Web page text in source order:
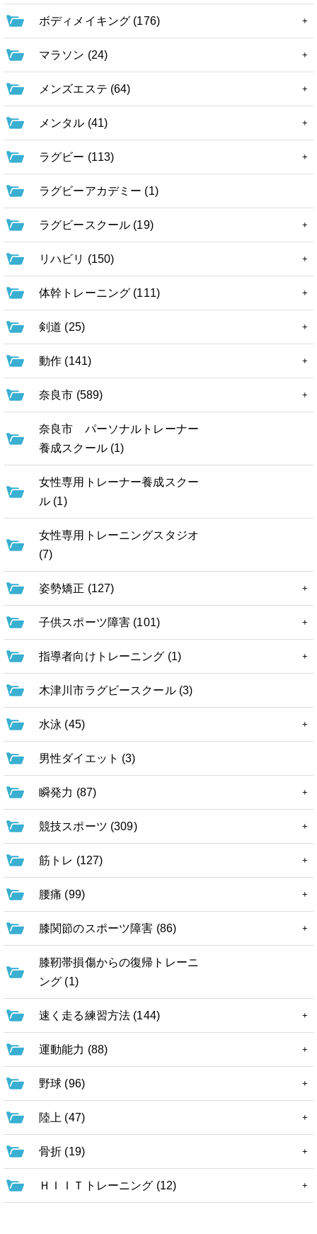
ボディメイキング (176)
マラソン (24)
メンズエステ (64)
メンタル (41)
ラグビー (113)
ラグビーアカデミー (1)
ラグビースクール (19)
リハビリ (150)
体幹トレーニング (111)
剣道 (25)
動作 (141)
奈良市 (589)
奈良市 パーソナルトレーナー
養成スクール (1)
女性専用トレーナー養成スクー
ル (1)
女性専用トレーニングスタジオ
(7)
姿勢矯正 (127)
子供スポーツ障害 (101)
指導者向けトレーニング (1)
木津川市ラグビースクール (3)
水泳 (45)
男性ダイエット (3)
瞬発力 (87)
競技スポーツ (309)
筋トレ (127)
腰痛 (99)
膝関節のスポーツ障害 (86)
膝靭帯損傷からの復帰トレーニ
ング (1)
速く走る練習方法 (144)
運動能力 (88)
野球 (96)
陸上 (47)
骨折 (19)
ＨＩＩＴトレーニング (12)